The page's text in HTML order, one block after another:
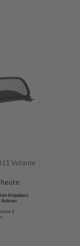
von 5 Sternen
Volante
heute
klappbar)
Bohren
4